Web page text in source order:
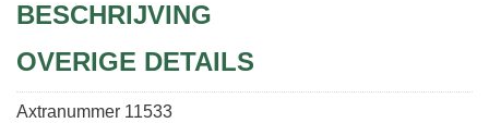
BESCHRIJVING
OVERIGE DETAILS
Axtranummer 11533